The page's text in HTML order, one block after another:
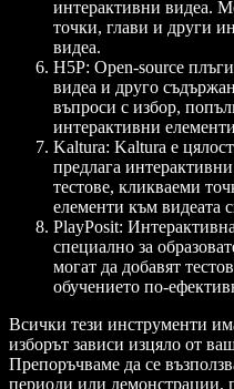
интерактивни видеа.
точки, глави и други
видеа.
H5P: Open-source
видеа и друго
въпроси с избор,
интерактивни
Kaltura: Kaltura е
предлага
тестове, кликваеми
елементи към видеата
PlayPosit:
специално за
могат да добавят
обучението по-
Всички тези инструменти
изборът зависи изцяло от
Препоръчваме да се
периоди или демонстрации,